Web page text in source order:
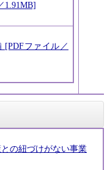
1.91MB]
[PDFファイル／
の紐づけがない事業